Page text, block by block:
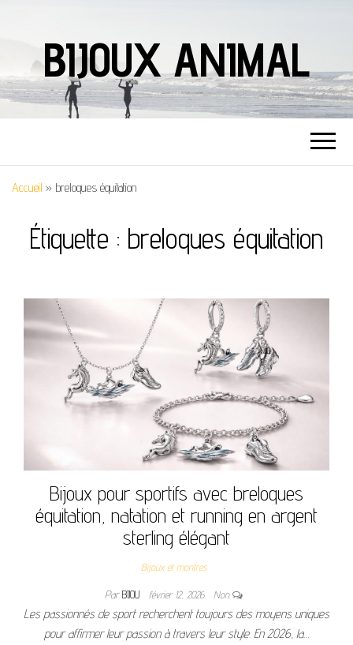
BIJOUX ANIMAL
Accueil » breloques équitation
Étiquette : breloques équitation
Bijoux pour sportifs avec breloques
équitation, natation et running en argent
sterling élégant
Bijoux et montres
ParBIJOU février 12, 2026 Non
Les passionnés de sport recherchent toujours des moyens uniques
pour affirmer leur passion à travers leur style. En 2026, la…